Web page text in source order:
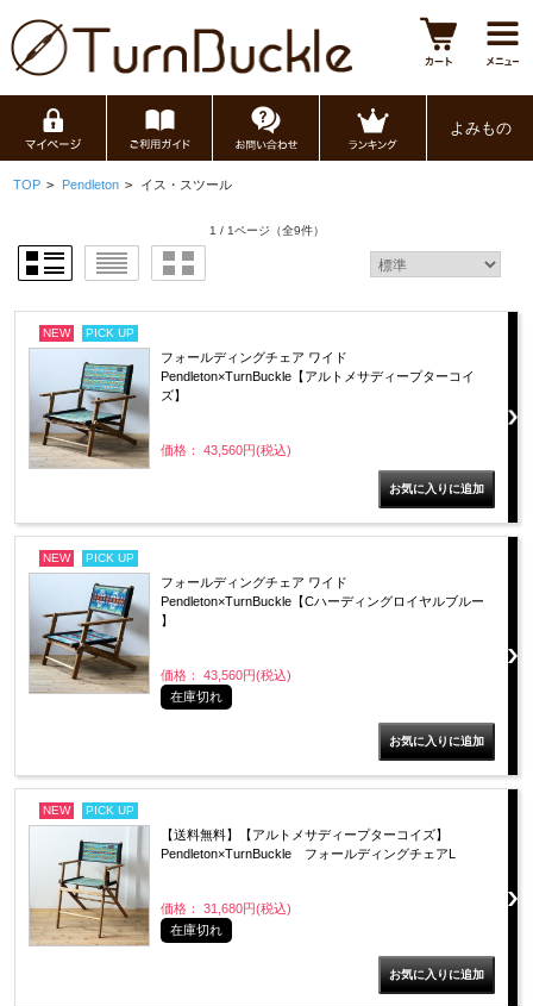
よみもの
TOP > Pendleton > イス・スツール
1 / 1ページ （全9件）
NEW PICK UP
フォールディングチェア ワイド
Pendleton×TurnBuckle【アルトメサディープターコイ
ズ】
価格： 43,560円(税込)
NEW PICK UP
フォールディングチェア ワイド
Pendleton×TurnBuckle【Cハーディングロイヤルブルー
】
価格： 43,560円(税込)
在庫切れ
NEW PICK UP
【送料無料】【アルトメサディープターコイズ】
Pendleton×TurnBuckle フォールディングチェアL
価格： 31,680円(税込)
在庫切れ